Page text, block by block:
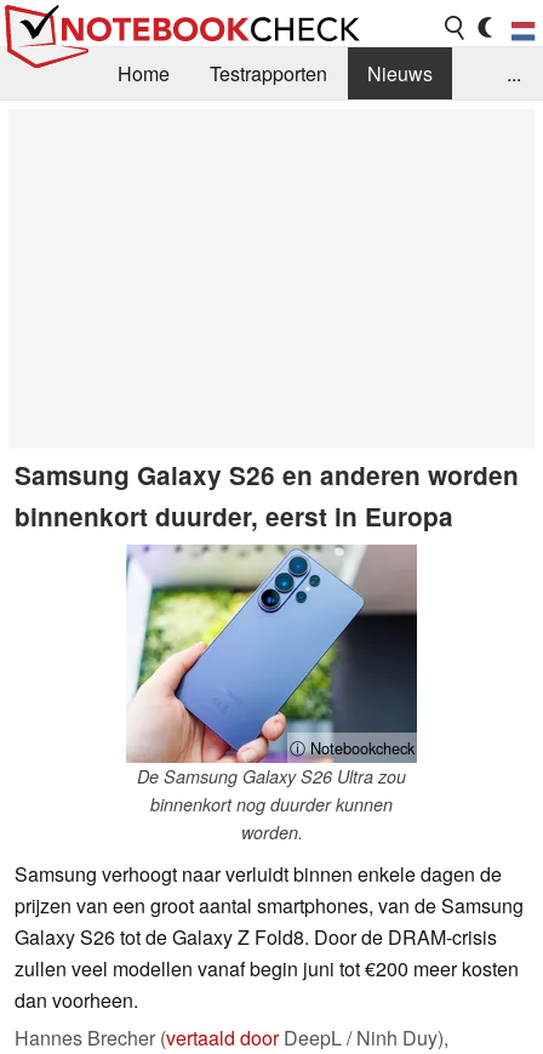
Home Testrapporten
Nieuws
...
Samsung Galaxy S26 en anderen worden
binnenkort duurder, eerst in Europa
ⓘ Notebookcheck
De Samsung Galaxy S26 Ultra zou
binnenkort nog duurder kunnen
worden.
Samsung verhoogt naar verluidt binnen enkele dagen de
prijzen van een groot aantal smartphones, van de Samsung
Galaxy S26 tot de Galaxy Z Fold8. Door de DRAM-crisis
zullen veel modellen vanaf begin juni tot €200 meer kosten
dan voorheen.
Hannes Brecher (vertaald doorDeepL / Ninh Duy),